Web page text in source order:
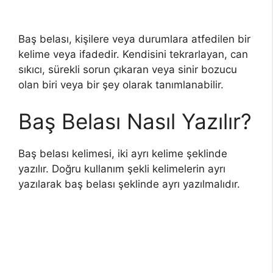
Baş belası, kişilere veya durumlara atfedilen bir
kelime veya ifadedir. Kendisini tekrarlayan, can
sıkıcı, sürekli sorun çıkaran veya sinir bozucu
olan biri veya bir şey olarak tanımlanabilir.
Baş Belası Nasıl Yazılır?
Baş belası kelimesi, iki ayrı kelime şeklinde
yazılır. Doğru kullanım şekli kelimelerin ayrı
yazılarak baş belası şeklinde ayrı yazılmalıdır.